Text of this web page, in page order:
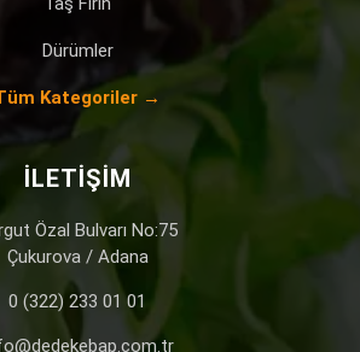
Dürümler
Kategoriler →
İLETIŞIM
Özal Bulvarı No:75
Çukurova / Adana
0 (322) 233 01 01